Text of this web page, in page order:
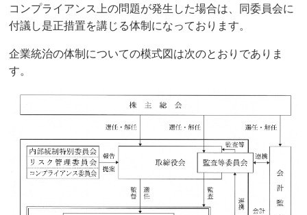
コンプライアンス上の問題が発生した場合は、同委員会に
付議し是正措置を講じる体制になっております。
企業統治の体制についての模式図は次のとおりでありま
す。